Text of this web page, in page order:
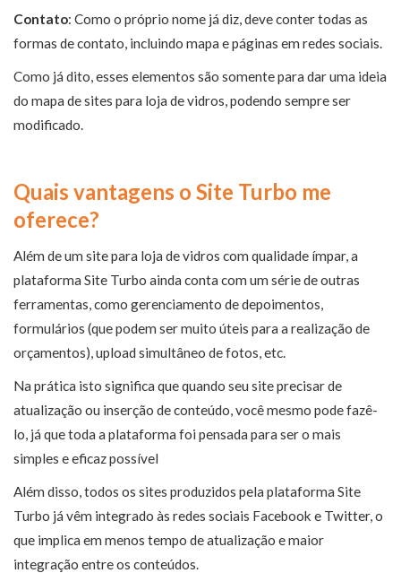
Contato: Como o próprio nome já diz, deve conter todas as
formas de contato, incluindo mapa e páginas em redes sociais.
Como já dito, esses elementos são somente para dar uma ideia
do mapa de sites para loja de vidros, podendo sempre ser
modificado.
Quais vantagens o Site Turbo me
oferece?
Além de um site para loja de vidros com qualidade ímpar, a
plataforma Site Turbo ainda conta com um série de outras
ferramentas, como gerenciamento de depoimentos,
formulários (que podem ser muito úteis para a realização de
orçamentos), upload simultâneo de fotos, etc.
Na prática isto significa que quando seu site precisar de
atualização ou inserção de conteúdo, você mesmo pode fazê-
lo, já que toda a plataforma foi pensada para ser o mais
simples e eficaz possível
Além disso, todos os sites produzidos pela plataforma Site
Turbo já vêm integrado às redes sociais Facebook e Twitter, o
que implica em menos tempo de atualização e maior
integração entre os conteúdos.